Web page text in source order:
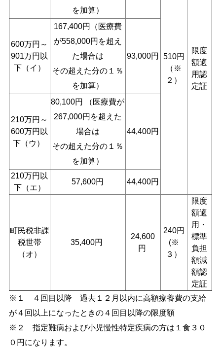
を加算）
510円
（※
２）
限度
額適
用認
定証
600万円～
901万円以
下（イ）
167,400円（医療費
が558,000円を超 え
た場合は
その超えた分の１％
を加算）
93,000円
210万円～
600万円以
下（ウ）
80,100円 （医療費が
267,000円を超 えた
場合は
その超えた分の１％
を加算）
44,400円
210万円以
下（エ）
57,600円 44,400円
町民税非課
税世帯
（オ）
35,400円
24,600
円
240円
(※
３）
限度
額適
用・
標準
負担
額減
額認
定証
※１ ４回目以降 過去１２月以内に高額療養費の支給
が４回以上になったときの４回目以降の限度額
※２ 指定難病および小児慢性特定疾病の方は１食３０
０円になります。